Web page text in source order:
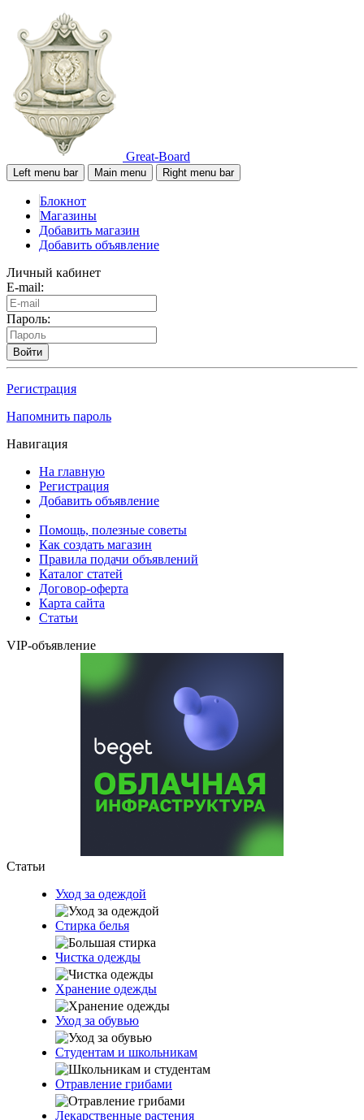
Great-Board
Left menu bar Main menu Right menu bar
Блокнот
Магазины
Добавить магазин
Добавить объявление
Личный кабинет
E-mail:
Пароль:
Войти
Регистрация
Напомнить пароль
Навигация
На главную
Регистрация
Добавить объявление
Помощь, полезные советы
Как создать магазин
Правила подачи объявлений
Каталог статей
Договор-оферта
Карта сайта
Статьи
VIP-объявление
Статьи
Уход за одеждой
Стирка белья
Чистка одежды
Хранение одежды
Уход за обувью
Студентам и школьникам
Отравление грибами
Лекарственные растения